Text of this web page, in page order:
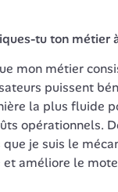
tu ton métier
mon métier
puissent
la plus fluide
opérationnels.
je suis le
améliore le